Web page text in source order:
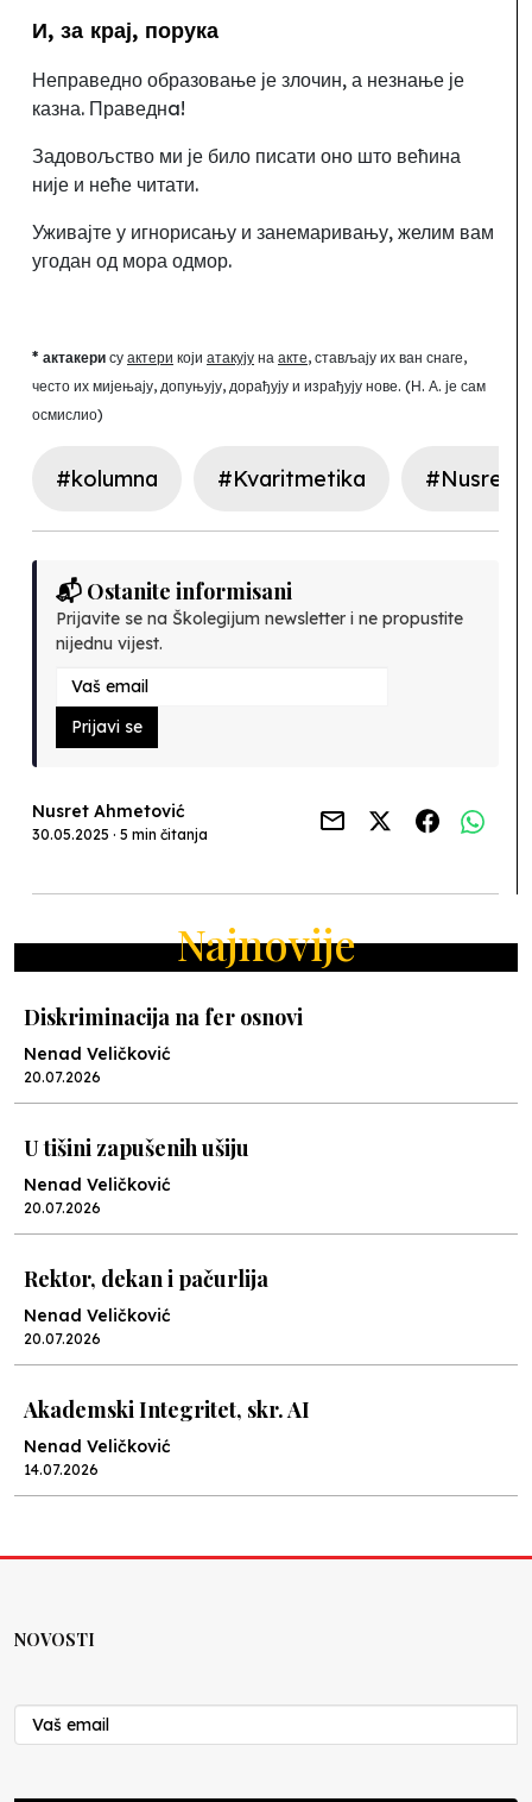
И, за крај, порука
Неправедно образовање је злочин, а незнање је
казна. Праведнa!
Задовољство ми је било писати оно што већина
није и неће читати.
Уживајте у игнорисању и занемаривању, желим вам
угодан од мора одмор.
* актакери су актери који атакују на акте, стављају их ван снаге,
често их мијењају, допуњују, дорађују и израђују нове. (Н. А. је сам
осмислио)
#kolumna #Kvaritmetika #Nusret
📬 Ostanite informisani
Prijavite se na Školegijum newsletter i ne propustite
nijednu vijest.
Prijavi se
Nusret Ahmetović
30.05.2025 · 5 min čitanja
Najnovije
Diskriminacija na fer osnovi
Nenad Veličković
20.07.2026
U tišini zapušenih ušiju
Nenad Veličković
20.07.2026
Rektor, dekan i pačurlija
Nenad Veličković
20.07.2026
Akademski Integritet, skr. AI
Nenad Veličković
14.07.2026
Nenad Veličković
19.06.2026
NOVOSTI